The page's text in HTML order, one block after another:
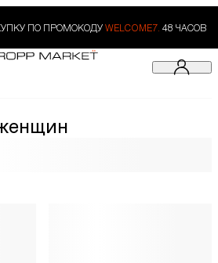
ПО ПРОМОКОДУ WELCOME7. 48 ЧАСОВ